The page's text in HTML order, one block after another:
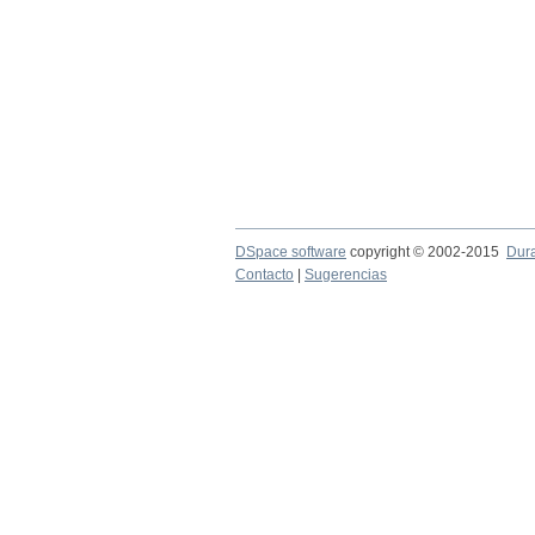
DSpace software copyright © 2002-2015
Contacto
Sugerencias